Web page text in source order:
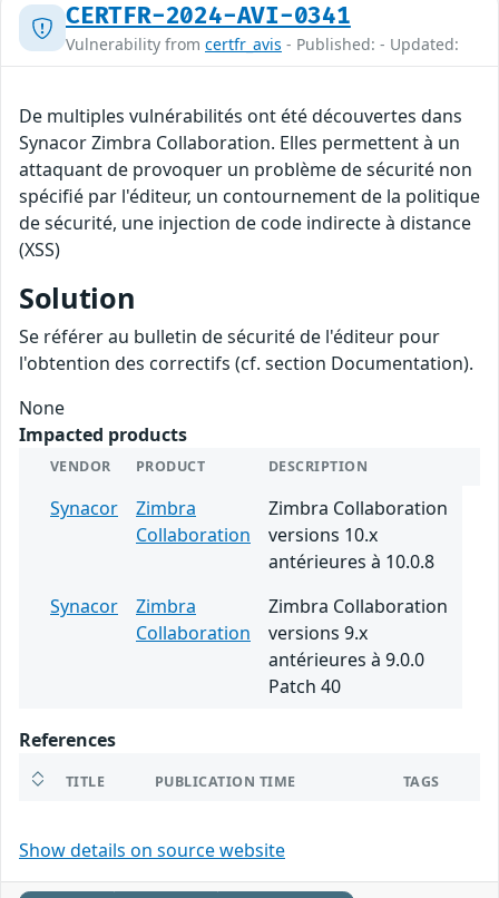
CERTFR-2024-AVI-0341
Vulnerability from certfr_avis - Published: - Updated:
De multiples vulnérabilités ont été découvertes dans
Synacor Zimbra Collaboration. Elles permettent à un
attaquant de provoquer un problème de sécurité non
spécifié par l'éditeur, un contournement de la politique
de sécurité, une injection de code indirecte à distance
(XSS)
Solution
Se référer au bulletin de sécurité de l'éditeur pour
l'obtention des correctifs (cf. section Documentation).
None
Impacted products
VENDOR PRODUCT DESCRIPTION
Synacor
Zimbra
Collaboration
Zimbra Collaboration
versions 10.x
antérieures à 10.0.8
Synacor
Zimbra
Collaboration
Zimbra Collaboration
versions 9.x
antérieures à 9.0.0
Patch 40
References
TITLE PUBLICATION TIME TAGS
Show details on source website